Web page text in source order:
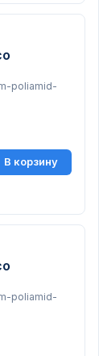
poliamid-
В корзину
poliamid-